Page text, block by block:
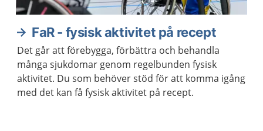
FaR - fysisk aktivitet på recept
Det går att förebygga, förbättra och behandla
många sjukdomar genom regelbunden fysisk
aktivitet. Du som behöver stöd för att komma igång
med det kan få fysisk aktivitet på recept.